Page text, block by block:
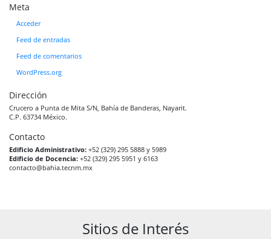
Meta
Acceder
Feed de entradas
Feed de comentarios
WordPress.org
Dirección
Crucero a Punta de Mita S/N, Bahía de Banderas, Nayarit.
C.P. 63734 México.
Contacto
Edificio Administrativo: +52 (329) 295 5888 y 5989
Edificio de Docencia: +52 (329) 295 5951 y 6163
contacto@bahia.tecnm.mx
Sitios de Interés